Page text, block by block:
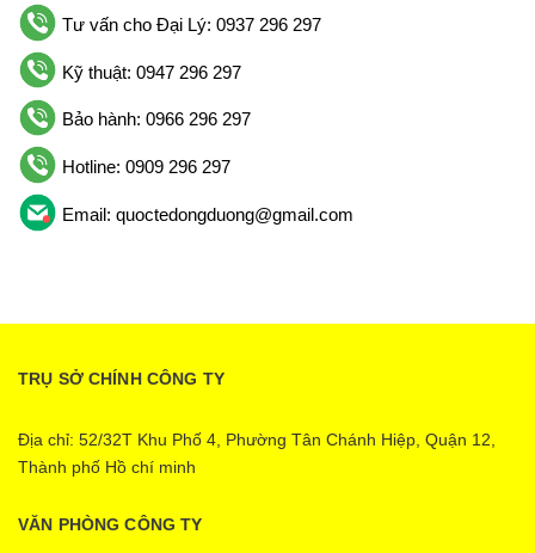
Tư vấn cho Đại Lý: 0937 296 297
Kỹ thuật: 0947 296 297
Bảo hành: 0966 296 297
Hotline: 0909 296 297
Email: quoctedongduong@gmail.com
TRỤ SỞ CHÍNH CÔNG TY
Địa chỉ: 52/32T Khu Phố 4, Phường Tân Chánh Hiệp, Quận 12,
Thành phố Hồ chí minh
VĂN PHÒNG CÔNG TY